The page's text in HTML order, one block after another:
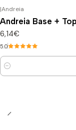
|Andreia
Andreia Base +
6,14€
5.0
Quantidade